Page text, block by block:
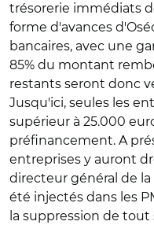
trésorerie immédiats
forme d'avances
bancaires, avec une
85% du montant
restants seront donc
Jusqu'ici, seules les
supérieur à 25.000
préfinancement. A
entreprises y auront
directeur général de
été injectés dans les
la suppression de